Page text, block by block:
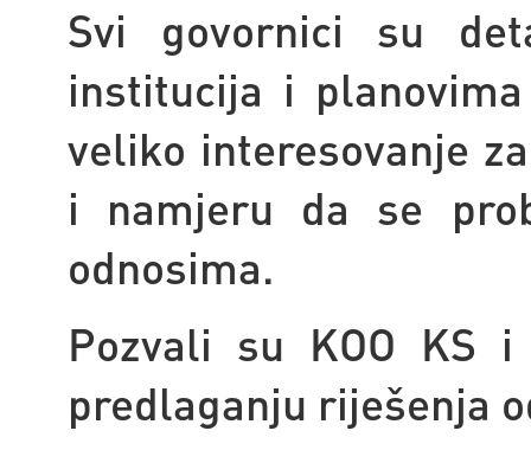
Svi govornici su
institucija i
veliko interesovanje
i namjeru da se
odnosima.
Pozvali su KOO KS
predlaganju riješenja